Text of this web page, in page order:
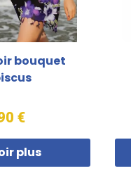
bouquet
€
plus